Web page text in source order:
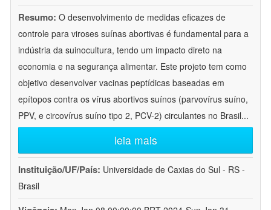
Resumo: O desenvolvimento de medidas eficazes de
controle para viroses suínas abortivas é fundamental para a
indústria da suinocultura, tendo um impacto direto na
economia e na segurança alimentar. Este projeto tem como
objetivo desenvolver vacinas peptídicas baseadas em
epítopos contra os vírus abortivos suínos (parvovírus suíno,
PPV, e circovírus suíno tipo 2, PCV-2) circulantes no Brasil...
leia mais
Instituição/UF/País: Universidade de Caxias do Sul - RS -
Brasil